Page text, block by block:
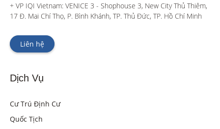
+ VP IQI Vietnam: VENICE 3 - Shophouse 3, New City Thủ Thiêm,
17 Đ. Mai Chí Thọ, P. Bình Khánh, TP. Thủ Đức, TP. Hồ Chí Minh
Liên hệ
Dịch Vụ
Cư Trú Định Cư
Quốc Tịch